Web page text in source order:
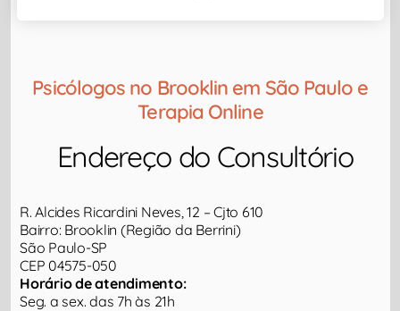
Psicólogos no Brooklin em São Paulo e
Terapia Online
Endereço do Consultório​
R. Alcides Ricardini Neves, 12 – Cjto 610
Bairro: Brooklin (Região da Berrini)
São Paulo-SP
CEP 04575-050
Horário de atendimento:
Seg. a sex. das 7h às 21h